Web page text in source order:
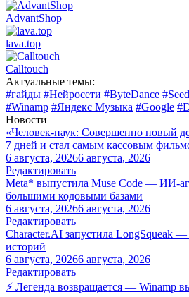
AdvantShop
lava.top
Calltouch
Актуальные темы:
#гайды #Нейросети #ByteDance
#Winamp #Яндекс Музыка #Google
Новости
«Человек-паук: Совершенно новый
7 дней и стал самым кассовым
6 августа, 20266 августа, 2026
Редактировать
Meta* выпустила Muse Code — ИИ-
большими кодовыми базами
6 августа, 20266 августа, 2026
Редактировать
Character.AI запустила LongSqueak
историй
6 августа, 20266 августа, 2026
Редактировать
⚡ Легенда возвращается — Winamp